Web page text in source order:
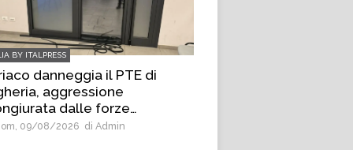
BY ITALPRESS
danneggia il PTE di
aggressione
dalle forze
09/08/2026 di Admin